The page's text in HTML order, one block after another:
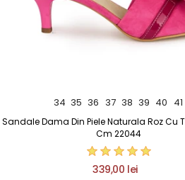
34 35 36 37 38 39 40 41
Sandale Dama Din Piele Naturala Roz Cu
Cm 22044
339,00 lei